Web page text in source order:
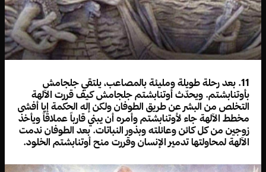
11. بعد رحلة طويلة ومليئة بالمصاعب، يلتقي جلجامش
بأوتنابشتم. ويحدّث أوتنابشتم جلجامش كيف قررت الآلهة
التخلص من البشر عن طريق الطوفان ولكن إله الحكمة إيا أفشى
مخطط الآلهة جاء لأوتنابشتم وأمره أن يبني قارباً عملاقاً ويأخذ
زوجين من كل كائن وعائلته وبذور النباتات. بعد الطوفان ندمت
الآلهة لمحاولتها تدمير الإنسان وقررت منح أوتنابشتم الخلود.